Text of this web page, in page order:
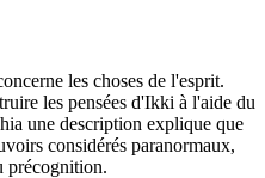
les choses de l'esprit.
les pensées d'Ikki à l'aide du
une description explique que
considérés paranormaux,
précognition.